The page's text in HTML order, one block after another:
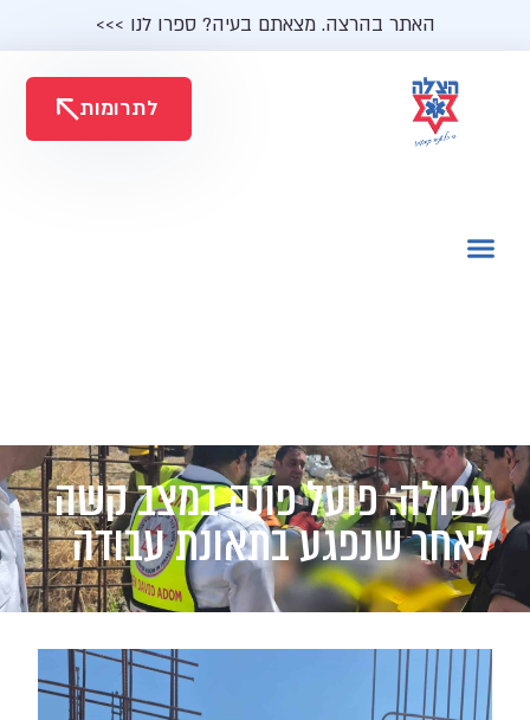
האתר בהרצה. מצאתם בעיה? ספרו לנו >>>
לתרומות
עפולה: פועל פונה במצב קשה
לאחר שנפגע בתאונת עבודה